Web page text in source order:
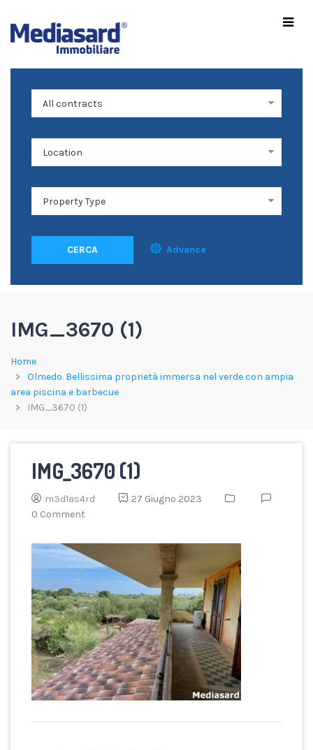
CERCA Advance
IMG_3670 (1)
Home
Olmedo. Bellissima proprietà immersa nel verde con ampia
area piscina e barbecue
IMG_3670 (1)
IMG_3670 (1)
m3d1as4rd
27 Giugno 2023
0 Comment